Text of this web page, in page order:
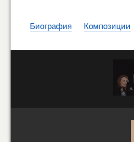
Биография Композиции